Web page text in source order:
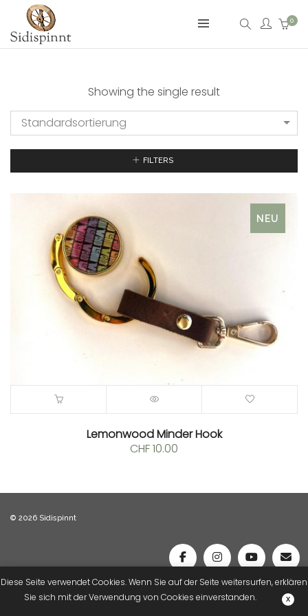
Diese Seite verwendet Cookies. Wenn Sie auf der Seite weitersurfen, erklären
Sie sich mit der Verwendung von Cookies einverstanden.
0
Showing the single result
Standardsortierung
FILTERS
NEU
Lemonwood Minder Hook
CHF10.00
© 2026 Sidispinnt